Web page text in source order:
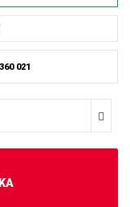
021